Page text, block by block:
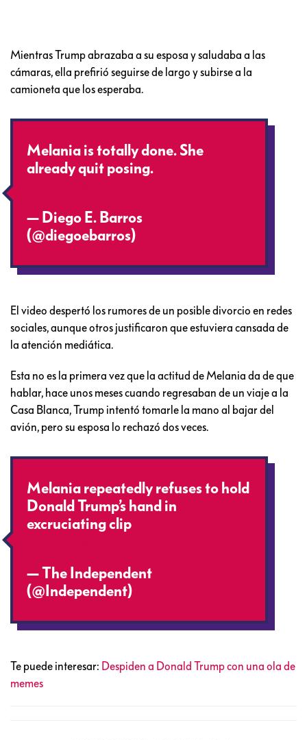
Mientras Trump abrazaba a su esposa y saludaba a las
cámaras, ella prefirió seguirse de largo y subirse a la
camioneta que los esperaba.
Melania is totally done. She
already quit posing.
— Diego E. Barros
(@diegoebarros)
El video despertó los rumores de un posible divorcio en redes
sociales, aunque otros justificaron que estuviera cansada de
la atención mediática.
Esta no es la primera vez que la actitud de Melania da de que
hablar, hace unos meses cuando regresaban de un viaje a la
Casa Blanca, Trump intentó tomarle la mano al bajar del
avión, pero su esposa lo rechazó dos veces.
Melania repeatedly refuses to hold
Donald Trump’s hand in
excruciating clip
— The Independent
(@Independent)
Te puede interesar: Despiden a Donald Trump con una ola de
memes